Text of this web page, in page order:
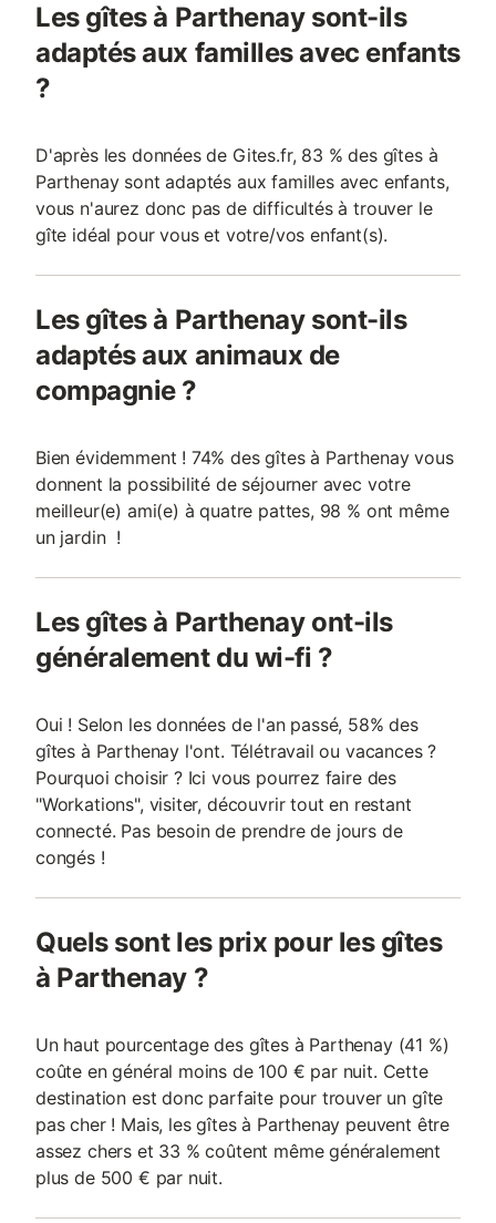
Les gîtes à Parthenay sont-ils
adaptés aux familles avec enfants
?
D'après les données de Gites.fr, 83 % des gîtes à
Parthenay sont adaptés aux familles avec enfants,
vous n'aurez donc pas de difficultés à trouver le
gîte idéal pour vous et votre/vos enfant(s).
Les gîtes à Parthenay sont-ils
adaptés aux animaux de
compagnie ?
Bien évidemment ! 74% des gîtes à Parthenay vous
donnent la possibilité de séjourner avec votre
meilleur(e) ami(e) à quatre pattes, 98 % ont même
un jardin !
Les gîtes à Parthenay ont-ils
généralement du wi-fi ?
Oui ! Selon les données de l'an passé, 58% des
gîtes à Parthenay l'ont. Télétravail ou vacances ?
Pourquoi choisir ? Ici vous pourrez faire des
"Workations", visiter, découvrir tout en restant
connecté. Pas besoin de prendre de jours de
congés !
Quels sont les prix pour les gîtes
à Parthenay ?
Un haut pourcentage des gîtes à Parthenay (41 %)
coûte en général moins de 100 € par nuit. Cette
destination est donc parfaite pour trouver un gîte
pas cher ! Mais, les gîtes à Parthenay peuvent être
assez chers et 33 % coûtent même généralement
plus de 500 € par nuit.